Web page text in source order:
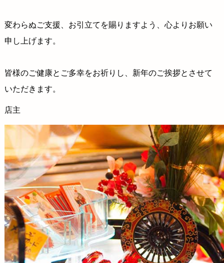
変わらぬご支援、お引立てを賜りますよう、心よりお願い
申し上げます。
皆様のご健康とご多幸をお祈りし、新年のご挨拶とさせて
いただきます。
店主